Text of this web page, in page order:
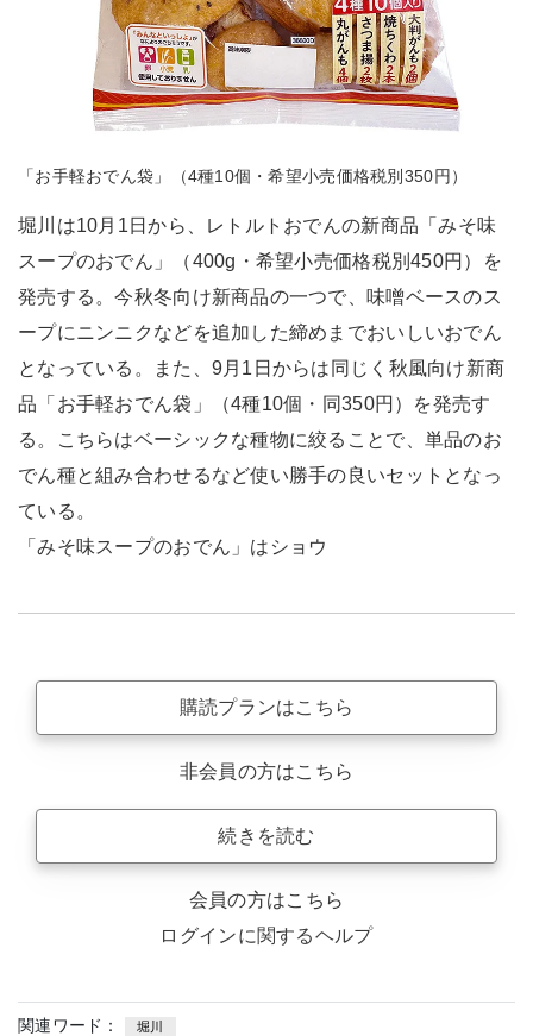
「お手軽おでん袋」（4種10個・希望小売価格税別350円）
堀川は10月1日から、レトルトおでんの新商品「みそ味
スープのおでん」（400g・希望小売価格税別450円）を
発売する。今秋冬向け新商品の一つで、味噌ベースのス
ープにニンニクなどを追加した締めまでおいしいおでん
となっている。また、9月1日からは同じく秋風向け新商
品「お手軽おでん袋」（4種10個・同350円）を発売す
る。こちらはベーシックな種物に絞ることで、単品のお
でん種と組み合わせるなど使い勝手の良いセットとなっ
ている。
「みそ味スープのおでん」はショウ
購読プランはこちら
非会員の方はこちら
続きを読む
会員の方はこちら
ログインに関するヘルプ
関連ワード： 堀川